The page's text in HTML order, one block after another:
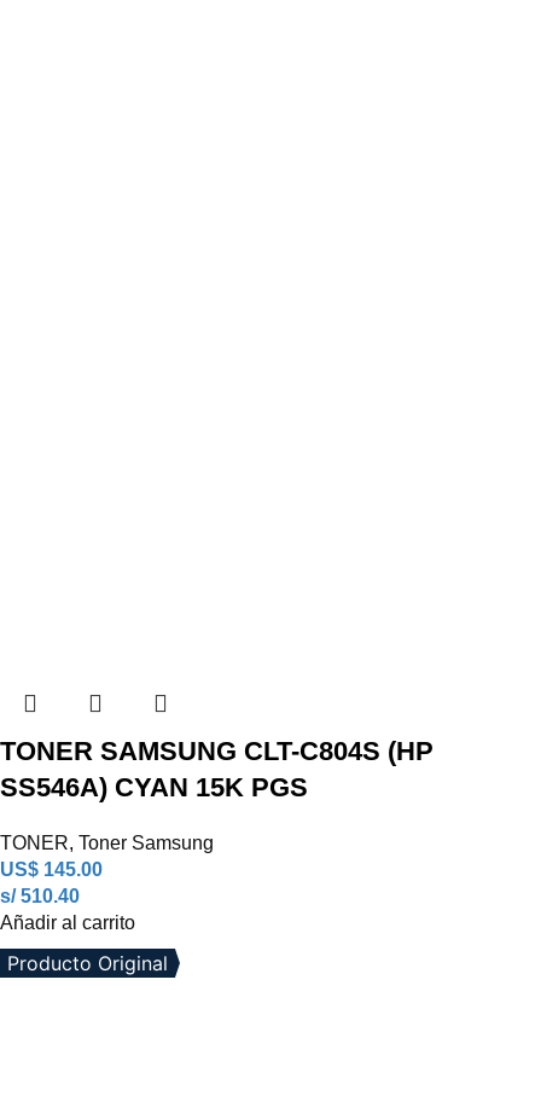
TONER SAMSUNG CLT-C804S (HP
SS546A) CYAN 15K PGS
TONER, Toner Samsung
US$ 145.00
s/ 510.40
Añadir al carrito
Producto Original